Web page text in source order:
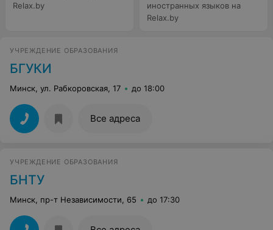
Relax.by
иностранных языков на
Relax.by
УЧРЕЖДЕНИЕ ОБРАЗОВАНИЯ
БГУКИ
Минск, ул. Рабкоровская, 17 до 18:00
Все адреса
УЧРЕЖДЕНИЕ ОБРАЗОВАНИЯ
БНТУ
Минск, пр-т Независимости, 65 до 17:30